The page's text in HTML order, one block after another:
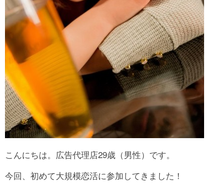
こんにちは。広告代理店29歳（男性）です。
今回、初めて大規模恋活に参加してきました！